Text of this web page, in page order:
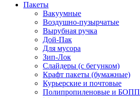
Пакеты
Вакуумные
Воздушно-пузырчатые
Вырубная ручка
Дой-Пак
Для мусора
Зип-Лок
Слайдеры (с бегунком)
Крафт пакеты (бумажные)
Курьерские и почтовые
Полипропиленовые и БОПП